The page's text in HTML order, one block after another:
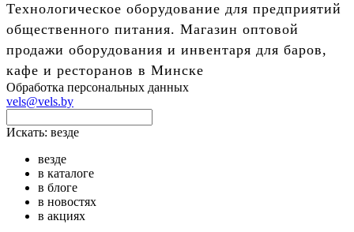
Технологическое оборудование для предприятий
общественного питания. Магазин оптовой
продажи оборудования и инвентаря для баров,
кафе и ресторанов в Минске
Обработка персональных данных
vels@vels.by
Искать: везде
везде
в каталоге
в блоге
в новостях
в акциях